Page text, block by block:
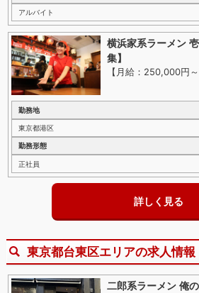
アルバイト
横浜家系ラーメン
集】
【月給：250,000円～
勤務地
東京都港区
勤務形態
正社員
詳しく見る
東京都台東区エリアの求人情報
二郎系ラーメン 俺